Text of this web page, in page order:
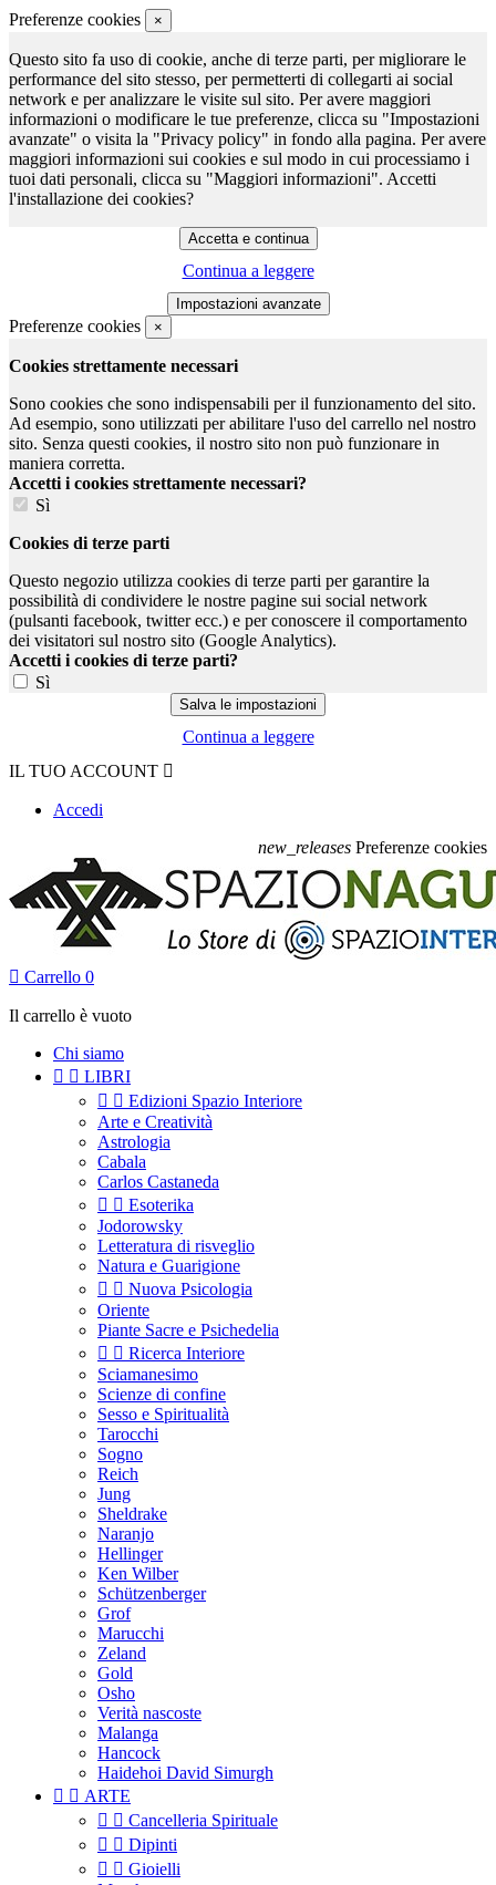
Preferenze cookies ×
Questo sito fa uso di cookie, anche di terze parti, per migliorare le
performance del sito stesso, per permetterti di collegarti ai social
network e per analizzare le visite sul sito. Per avere maggiori
informazioni o modificare le tue preferenze, clicca su "Impostazioni
avanzate" o visita la "Privacy policy" in fondo alla pagina. Per avere
maggiori informazioni sui cookies e sul modo in cui processiamo i
tuoi dati personali, clicca su "Maggiori informazioni". Accetti
l'installazione dei cookies?
Continua a leggere
Preferenze cookies ×
Cookies strettamente necessari
Sono cookies che sono indispensabili per il funzionamento del sito.
Ad esempio, sono utilizzati per abilitare l'uso del carrello nel nostro
sito. Senza questi cookies, il nostro sito non può funzionare in
maniera corretta.
Accetti i cookies strettamente necessari?
Sì
Cookies di terze parti
Questo negozio utilizza cookies di terze parti per garantire la
possibilità di condividere le nostre pagine sui social network
(pulsanti facebook, twitter ecc.) e per conoscere il comportamento
dei visitatori sul nostro sito (Google Analytics).
Accetti i cookies di terze parti?
Sì
Continua a leggere
IL TUO ACCOUNT 
Accedi
new_releases Preferenze cookies
 Carrello 0
Il carrello è vuoto
Chi siamo
  LIBRI
  Edizioni Spazio Interiore
Arte e Creatività
Astrologia
Cabala
Carlos Castaneda
  Esoterika
Jodorowsky
Letteratura di risveglio
Natura e Guarigione
  Nuova Psicologia
Oriente
Piante Sacre e Psichedelia
  Ricerca Interiore
Sciamanesimo
Scienze di confine
Sesso e Spiritualità
Tarocchi
Sogno
Reich
Jung
Sheldrake
Naranjo
Hellinger
Ken Wilber
Schützenberger
Grof
Marucchi
Zeland
Gold
Osho
Verità nascoste
Malanga
Hancock
Haidehoi David Simurgh
  ARTE
  Cancelleria Spirituale
  Dipinti
  Gioielli